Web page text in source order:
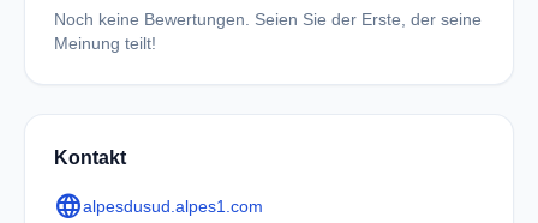
Noch keine Bewertungen. Seien Sie der Erste, der seine
Meinung teilt!
Kontakt
languagealpesdusud.alpes1.com